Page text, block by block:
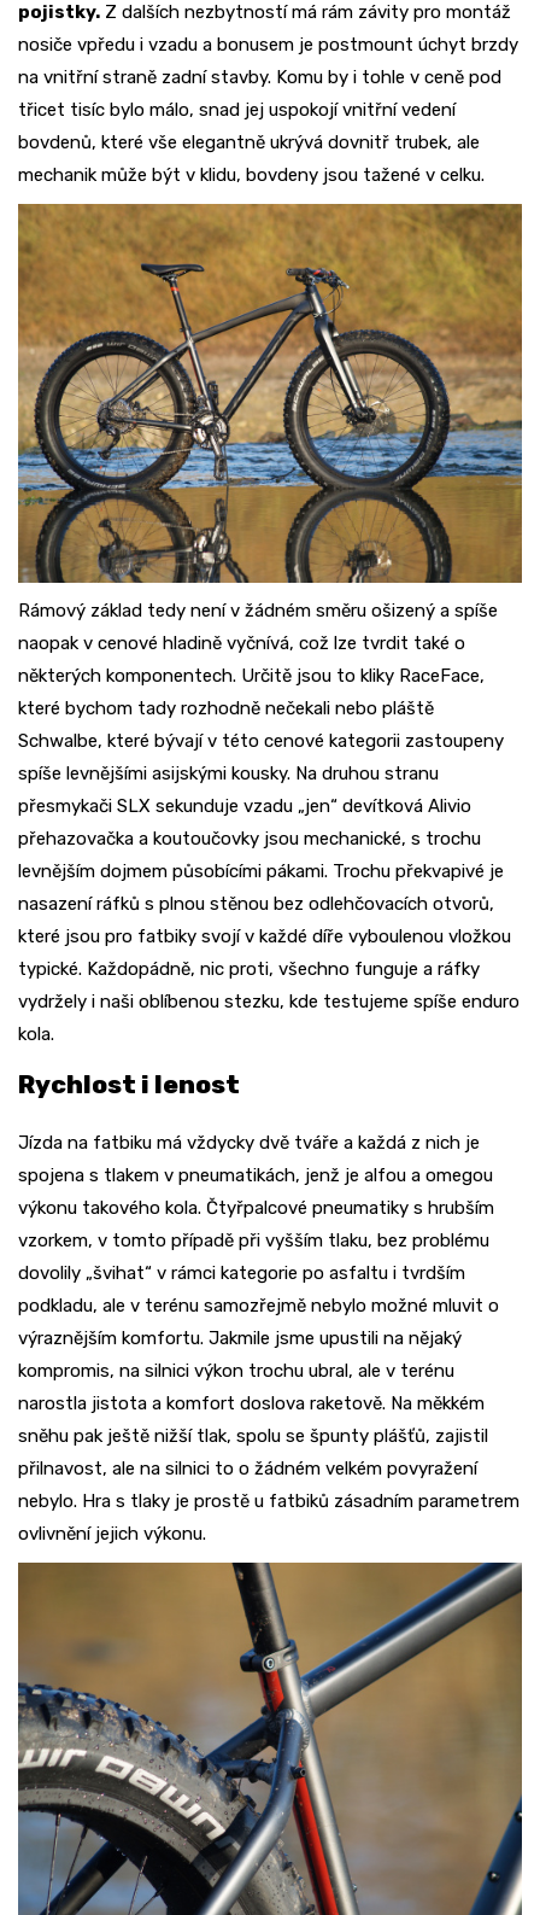
pojistky. Z dalších nezbytností má rám závity pro montáž
nosiče vpředu i vzadu a bonusem je postmount úchyt brzdy
na vnitřní straně zadní stavby. Komu by i tohle v ceně pod
třicet tisíc bylo málo, snad jej uspokojí vnitřní vedení
bovdenů, které vše elegantně ukrývá dovnitř trubek, ale
mechanik může být v klidu, bovdeny jsou tažené v celku.
Rámový základ tedy není v žádném směru ošizený a spíše
naopak v cenové hladině vyčnívá, což lze tvrdit také o
některých komponentech. Určitě jsou to kliky RaceFace,
které bychom tady rozhodně nečekali nebo pláště
Schwalbe, které bývají v této cenové kategorii zastoupeny
spíše levnějšími asijskými kousky. Na druhou stranu
přesmykači SLX sekunduje vzadu „jen“ devítková Alivio
přehazovačka a koutoučovky jsou mechanické, s trochu
levnějším dojmem působícími pákami. Trochu překvapivé je
nasazení ráfků s plnou stěnou bez odlehčovacích otvorů,
které jsou pro fatbiky svojí v každé díře vyboulenou vložkou
typické. Každopádně, nic proti, všechno funguje a ráfky
vydržely i naši oblíbenou stezku, kde testujeme spíše enduro
kola.
Rychlost i lenost
Jízda na fatbiku má vždycky dvě tváře a každá z nich je
spojena s tlakem v pneumatikách, jenž je alfou a omegou
výkonu takového kola. Čtyřpalcové pneumatiky s hrubším
vzorkem, v tomto případě při vyšším tlaku, bez problému
dovolily „švihat“ v rámci kategorie po asfaltu i tvrdším
podkladu, ale v terénu samozřejmě nebylo možné mluvit o
výraznějším komfortu. Jakmile jsme upustili na nějaký
kompromis, na silnici výkon trochu ubral, ale v terénu
narostla jistota a komfort doslova raketově. Na měkkém
sněhu pak ještě nižší tlak, spolu se špunty plášťů, zajistil
přilnavost, ale na silnici to o žádném velkém povyražení
nebylo. Hra s tlaky je prostě u fatbiků zásadním parametrem
ovlivnění jejich výkonu.